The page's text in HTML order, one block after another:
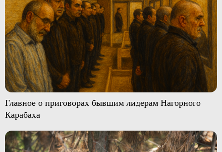
Главное о приговорах бывшим лидерам Нагорного
Карабаха